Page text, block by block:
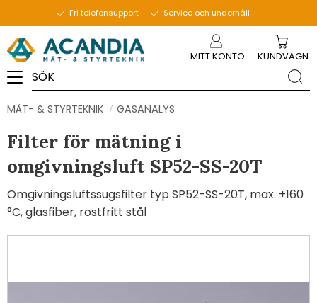
Fri telefonsupport Service och underhåll
MITT KONTO KUNDVAGN
MÄT- & STYRTEKNIK GASANALYS
Filter för mätning i
omgivningsluft SP52-SS-20T
Omgivningsluftssugsfilter typ SP52-SS-20T, max. +160
°C, glasfiber, rostfritt stål